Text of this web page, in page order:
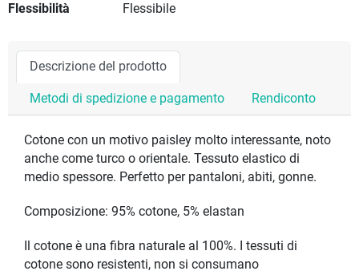
Flessibilità Flessibile
Descrizione del prodotto
Metodi di spedizione e pagamento Rendiconto
Cotone con un motivo paisley molto interessante, noto
anche come turco o orientale. Tessuto elastico di
medio spessore. Perfetto per pantaloni, abiti, gonne.
Composizione: 95% cotone, 5% elastan
Il cotone è una fibra naturale al 100%. I tessuti di
cotone sono resistenti, non si consumano